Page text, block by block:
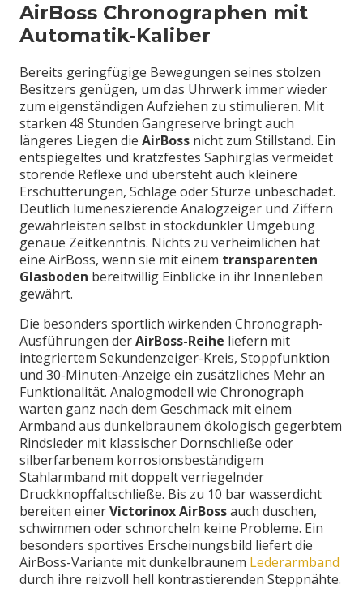
AirBoss Chronographen mit
Automatik-Kaliber
Bereits geringfügige Bewegungen seines stolzen
Besitzers genügen, um das Uhrwerk immer wieder
zum eigenständigen Aufziehen zu stimulieren. Mit
starken 48 Stunden Gangreserve bringt auch
längeres Liegen die AirBoss nicht zum Stillstand. Ein
entspiegeltes und kratzfestes Saphirglas vermeidet
störende Reflexe und übersteht auch kleinere
Erschütterungen, Schläge oder Stürze unbeschadet.
Deutlich lumeneszierende Analogzeiger und Ziffern
gewährleisten selbst in stockdunkler Umgebung
genaue Zeitkenntnis. Nichts zu verheimlichen hat
eine AirBoss, wenn sie mit einem transparenten
Glasboden bereitwillig Einblicke in ihr Innenleben
gewährt.
Die besonders sportlich wirkenden Chronograph-
Ausführungen derAirBoss-Reihe liefern mit
integriertem Sekundenzeiger-Kreis, Stoppfunktion
und 30-Minuten-Anzeige ein zusätzliches Mehr an
Funktionalität. Analogmodell wie Chronograph
warten ganz nach dem Geschmack mit einem
Armband aus dunkelbraunem ökologisch gegerbtem
Rindsleder mit klassischer Dornschließe oder
silberfarbenem korrosionsbeständigem
Stahlarmband mit doppelt verriegelnder
Druckknopffaltschließe. Bis zu 10 bar wasserdicht
bereiten einerVictorinox AirBossauch duschen,
schwimmen oder schnorcheln keine Probleme. Ein
besonders sportives Erscheinungsbild liefert die
AirBoss-Variante mit dunkelbraunem Lederarmband
durch ihre reizvoll hell kontrastierenden Steppnähte.